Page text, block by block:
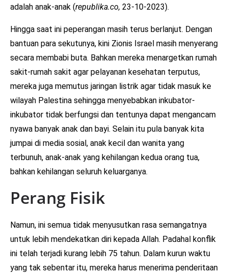
adalah anak-anak (republika.co, 23-10-2023).
Hingga saat ini peperangan masih terus berlanjut. Dengan
bantuan para sekutunya, kini Zionis Israel masih menyerang
secara membabi buta. Bahkan mereka menargetkan rumah
sakit-rumah sakit agar pelayanan kesehatan terputus,
mereka juga memutus jaringan listrik agar tidak masuk ke
wilayah Palestina sehingga menyebabkan inkubator-
inkubator tidak berfungsi dan tentunya dapat mengancam
nyawa banyak anak dan bayi. Selain itu pula banyak kita
jumpai di media sosial, anak kecil dan wanita yang
terbunuh, anak-anak yang kehilangan kedua orang tua,
bahkan kehilangan seluruh keluarganya.
Perang Fisik
Namun, ini semua tidak menyusutkan rasa semangatnya
untuk lebih mendekatkan diri kepada Allah. Padahal konflik
ini telah terjadi kurang lebih 75 tahun. Dalam kurun waktu
yang tak sebentar itu, mereka harus menerima penderitaan